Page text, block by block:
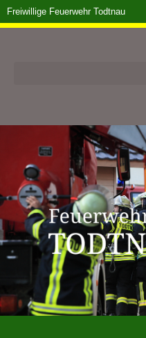
Freiwillige Feuerwehr Todtnau